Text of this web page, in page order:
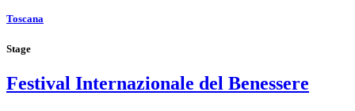
Toscana
Stage
Festival Internazionale del Benessere